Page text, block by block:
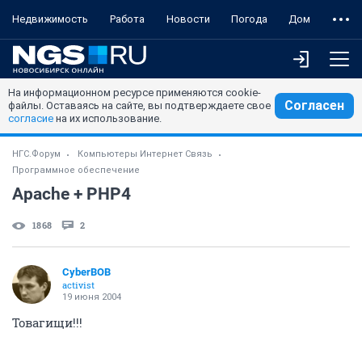
Недвижимость Работа Новости Погода Дом
На информационном ресурсе применяются cookie-
файлы. Оставаясь на сайте, вы подтверждаете свое
согласие на их использование.
Согласен
НГС.Форум
Компьютеры Интернет Связь
Программное обеспечение
Apache + PHP4
1868 2
CyberBOB
activist
19 июня 2004
Товагищи!!!